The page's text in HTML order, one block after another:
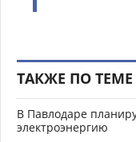
ТАКЖЕ ПО ТЕМЕ
В Павлодаре
электроэнергию